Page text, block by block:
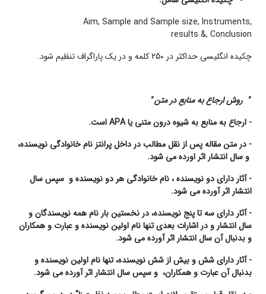
Aim, Sample and Sample size, Instruments,
results &, Conclusion
چکیده انگلیسی حداکثر در 250 کلمه و در یک پاراگراف تنظیم شود.
"روش ارجاع به منابع در متن"
- ارجاع به منابع به شیوه درون متنی یاAPAاست.
- در متن مقاله پس از نقل مطالب در داخل پرانتز نام خانوادگی نویسنده،
و سال انتشار اثر اورده می شود.
-آثار دارای دو نویسنده ، نام خانوادگی هر دو نویسنده و سپس سال
انتشار اثر آورده می شود.
-آثار دارای سه تا پنج نویسنده، در نخستین بار نام همه نویسندگان و
سال انتشار و در اشارات بعدی تنها نام اولین نویسنده و عبارت و همکاران
و بدنبال آن سال انتشار اثر آورده می شود.
-آثار دارای شش و بیش از شش نویسنده، تنها نام اولین نویسنده و
بدنبال آن عبارت و همکاران، و سپس سال انتشار اثر آورده می شود.